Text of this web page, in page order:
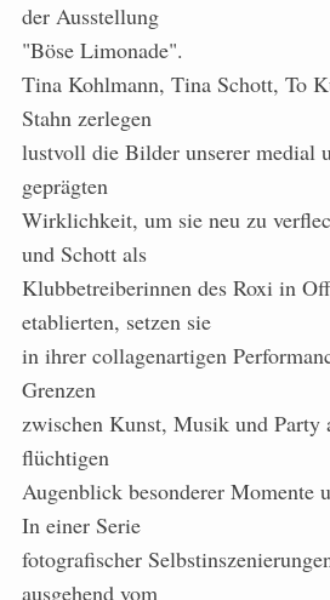
der Ausstellung
"Böse Limonade".
Tina Kohlmann, Tina Schott, To
Stahn zerlegen
lustvoll die Bilder unserer medial
geprägten
Wirklichkeit, um sie neu zu
und Schott als
Klubbetreiberinnen des Roxi in
etablierten, setzen sie
in ihrer collagenartigen
Grenzen
zwischen Kunst, Musik und Party
flüchtigen
Augenblick besonderer Momente
In einer Serie
fotografischer
ausgehend vom